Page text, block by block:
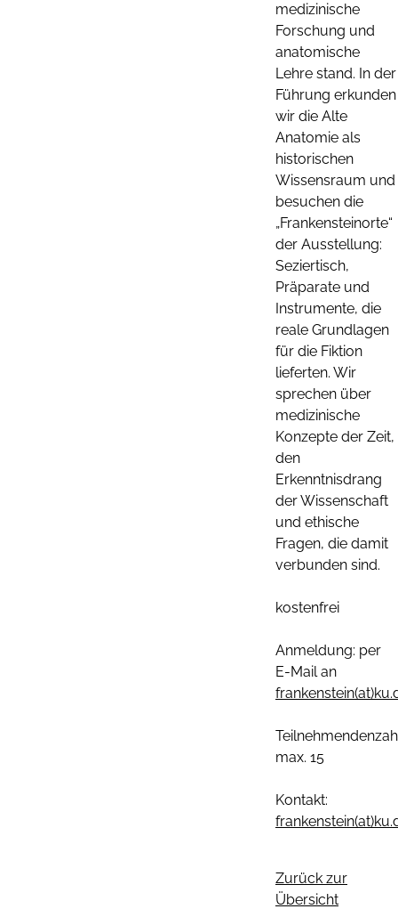
medizinische
Forschung und
anatomische
Lehre stand. In der
Führung erkunden
wir die Alte
Anatomie als
historischen
Wissensraum und
besuchen die
„Frankensteinorte“
der Ausstellung:
Seziertisch,
Präparate und
Instrumente, die
reale Grundlagen
für die Fiktion
lieferten. Wir
sprechen über
medizinische
Konzepte der Zeit,
den
Erkenntnisdrang
der Wissenschaft
und ethische
Fragen, die damit
verbunden sind.
kostenfrei
Anmeldung: per
E-Mail an
max. 15
Kontakt:
Zurück zur
Übersicht